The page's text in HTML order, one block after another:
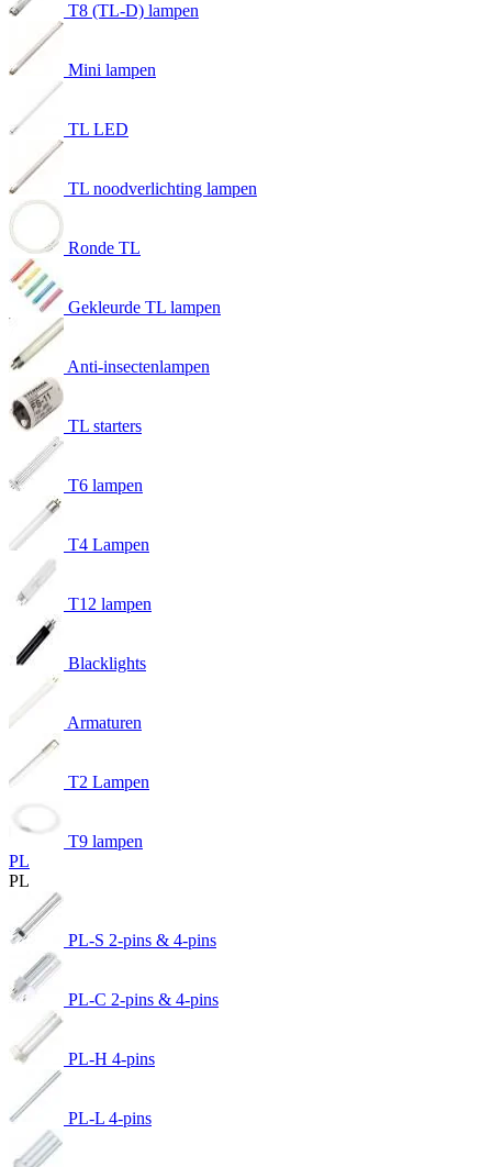
T8 (TL-D) lampen
Mini lampen
TL LED
TL noodverlichting lampen
Ronde TL
Gekleurde TL lampen
Anti-insectenlampen
TL starters
T6 lampen
T4 Lampen
T12 lampen
Blacklights
Armaturen
T2 Lampen
T9 lampen
PL
PL
PL-S 2-pins & 4-pins
PL-C 2-pins & 4-pins
PL-H 4-pins
PL-L 4-pins